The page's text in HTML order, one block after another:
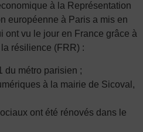
à la Représentation
européenne à Paris a mis en
ont vu le jour en France grâce à
résilience (FRR) :
du métro parisien ;
à la mairie de Sicoval,
ont été rénovés dans le